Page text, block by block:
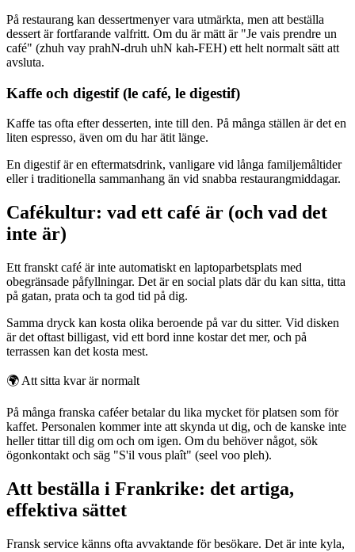
På restaurang kan dessertmenyer vara utmärkta, men att beställa
dessert är fortfarande valfritt. Om du är mätt är "Je vais prendre un
café" (zhuh vay prahN-druh uhN kah-FEH) ett helt normalt sätt att
avsluta.
Kaffe och digestif (le café, le digestif)
Kaffe tas ofta efter desserten, inte till den. På många ställen är det en
liten espresso, även om du har ätit länge.
En digestif är en eftermatsdrink, vanligare vid långa familjemåltider
eller i traditionella sammanhang än vid snabba restaurangmiddagar.
Cafékultur: vad ett café är (och vad det
inte är)
Ett franskt café är inte automatiskt en laptoparbetsplats med
obegränsade påfyllningar. Det är en social plats där du kan sitta, titta
på gatan, prata och ta god tid på dig.
Samma dryck kan kosta olika beroende på var du sitter. Vid disken
är det oftast billigast, vid ett bord inne kostar det mer, och på
terrassen kan det kosta mest.
🌍 Att sitta kvar är normalt
På många franska caféer betalar du lika mycket för platsen som för
kaffet. Personalen kommer inte att skynda ut dig, och de kanske inte
heller tittar till dig om och om igen. Om du behöver något, sök
ögonkontakt och säg "S'il vous plaît" (seel voo pleh).
Att beställa i Frankrike: det artiga,
effektiva sättet
Fransk service känns ofta avvaktande för besökare. Det är inte kyla,